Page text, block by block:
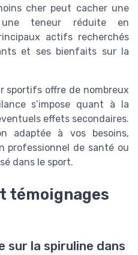
cher peut cacher une
teneur réduite en
actifs recherchés
et ses bienfaits sur la
sportifs offre de nombreux
s’impose quant à la
effets secondaires.
adaptée à vos besoins,
professionnel de santé ou
dans le sport.
témoignages
sur la spiruline dans